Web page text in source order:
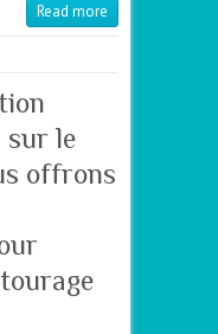
Read more
sur le
offrons